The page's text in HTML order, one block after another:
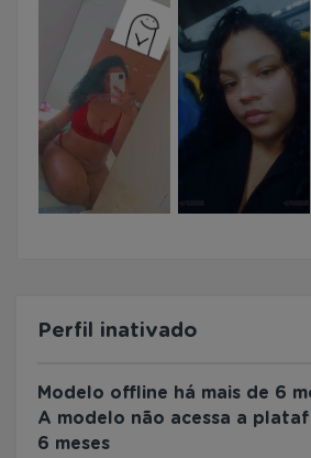
Perfil inativado
Modelo offline há mais de 6
A modelo não acessa a
6 meses